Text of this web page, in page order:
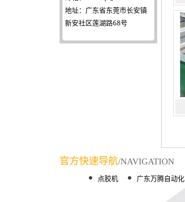
地址：广东省东莞市长安镇
新安社区莲湖路68号
官方快速导航/NAVIGATION
点胶机 广东万腾自动化